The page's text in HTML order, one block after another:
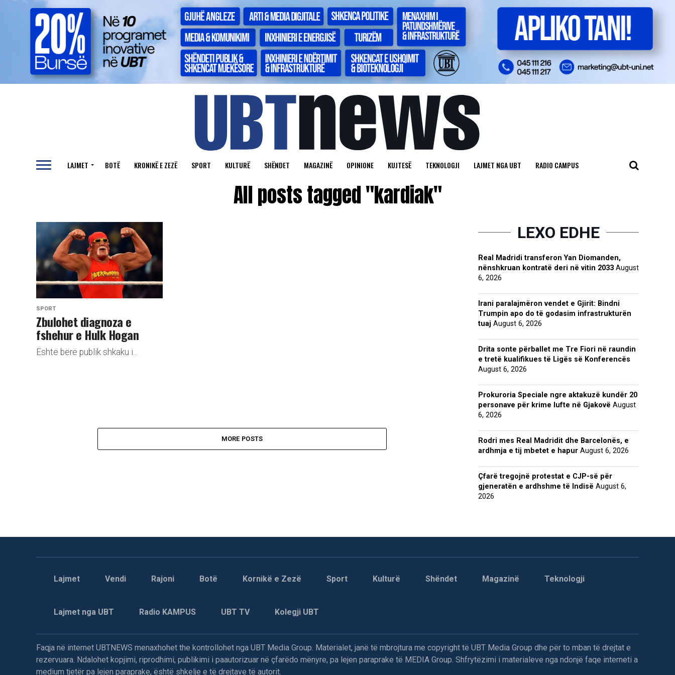
LAJMET BOTË KRONIKË E ZEZË SPORT KULTURË SHËNDET MAGAZINË OPINIONE KUJTESË TEKNOLOGJI LAJMET NGA UBT RADIO CAMPUS
All posts tagged "kardiak"
SPORT
Zbulohet diagnoza e
fshehur e Hulk Hogan
Është bërë publik shkaku i...
MORE POSTS
LEXO EDHE
Real Madridi transferon Yan Diomanden,
nënshkruan kontratë deri në vitin 2033 August
6, 2026
Irani paralajmëron vendet e Gjirit: Bindni
Trumpin apo do të godasim infrastrukturën
tuaj August 6, 2026
Drita sonte përballet me Tre Fiori në raundin
e tretë kualifikues të Ligës së Konferencës
August 6, 2026
Prokuroria Speciale ngre aktakuzë kundër 20
personave për krime lufte në Gjakovë August
6, 2026
Rodri mes Real Madridit dhe Barcelonës, e
ardhmja e tij mbetet e hapur August 6, 2026
Çfarë tregojnë protestat e CJP-së për
gjeneratën e ardhshme të Indisë August 6,
2026
Lajmet Vendi Rajoni Botë Kornikë e Zezë Sport Kulturë Shëndet Magazinë Teknologji
Lajmet nga UBT Radio KAMPUS UBT TV Kolegji UBT
Faqja në internet UBTNEWS menaxhohet the kontrollohet nga UBT Media Group. Materialet, janë të mbrojtura me copyright të UBT Media Group dhe për to mban të drejtat e
rezervuara. Ndalohet kopjimi, riprodhimi, publikimi i paautorizuar në çfarëdo mënyre, pa lejen paraprake të MEDIA Group. Shfrytëzimi i materialeve nga ndonjë faqe interneti a
medium tjetër pa lejen paraprake, është shkelje e të drejtave të autorit.